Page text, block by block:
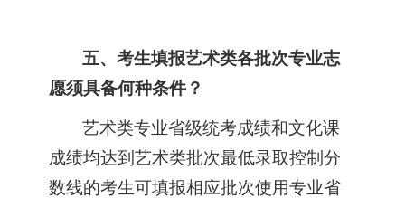
五、考生填报艺术类各批次专业志
愿须具备何种条件？
艺术类专业省级统考成绩和文化课
成绩均达到艺术类批次最低录取控制分
数线的考生可填报相应批次使用专业省